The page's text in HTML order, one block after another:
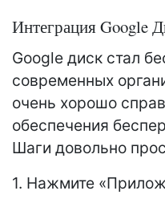
Интеграция Google
Google диск стал
современных
очень хорошо
обеспечения
Шаги довольно
1. Нажмите